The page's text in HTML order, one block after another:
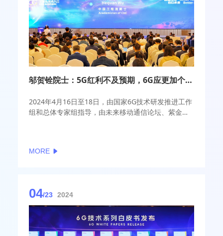
邬贺铨院士：5G红利不及预期，6G应更加个性化
2024年4月16日至18日，由国家6G技术研发推进工作
组和总体专家组指导，由未来移动通信论坛、紫金山
一、泛在连接等特征，理想很丰满，但现实存在很大
MORE
04/23 2024